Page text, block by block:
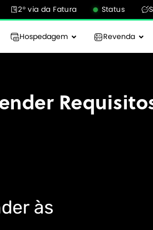
2° via da Fatura Status
Hospedagem Revenda
às